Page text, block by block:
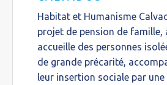
Habitat et Humanisme
projet de pension de famille,
accueille des personnes
de grande précarité,
leur insertion sociale par une